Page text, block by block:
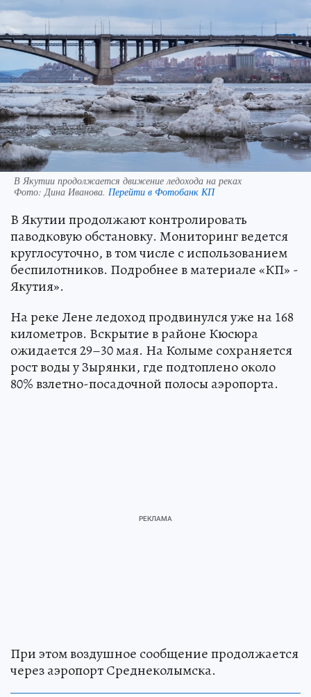
В Якутии продолжается движение ледохода на реках
Фото: Дина Иванова. Перейти в Фотобанк КП
В Якутии продолжают контролировать
паводковую обстановку. Мониторинг ведется
круглосуточно, в том числе с использованием
беспилотников. Подробнее в материале «КП» -
Якутия».
На реке Лене ледоход продвинулся уже на 168
километров. Вскрытие в районе Кюсюра
ожидается 29–30 мая. На Колыме сохраняется
рост воды у Зырянки, где подтоплено около
80% взлетно-посадочной полосы аэропорта.
При этом воздушное сообщение продолжается
через аэропорт Среднеколымска.